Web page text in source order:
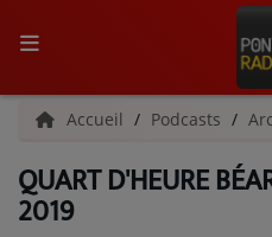
ACCUEIL
RADIO
Accueil Podcasts
QUART D'HEURE
2019